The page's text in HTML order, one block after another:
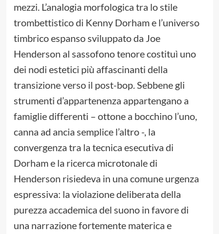
mezzi. L’analogia morfologica tra lo stile
trombettistico di Kenny Dorham e l’universo
timbrico espanso sviluppato da Joe
Henderson al sassofono tenore costituì uno
dei nodi estetici più affascinanti della
transizione verso il post-bop. Sebbene gli
strumenti d’appartenenza appartengano a
famiglie differenti – ottone a bocchino l’uno,
canna ad ancia semplice l’altro -, la
convergenza tra la tecnica esecutiva di
Dorham e la ricerca microtonale di
Henderson risiedeva in una comune urgenza
espressiva: la violazione deliberata della
purezza accademica del suono in favore di
una narrazione fortemente materica e